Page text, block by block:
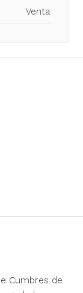
Venta
Cumbres de